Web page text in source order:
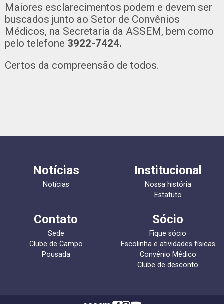
Maiores esclarecimentos podem e devem ser
buscados junto ao Setor de Convênios
Médicos, na Secretaria da ASSEM, bem como
pelo telefone 3922-7424.
Certos da compreensão de todos.
Notícias
Notícias
Institucional
Nossa história
Estatuto
Contato
Sede
Clube de Campo
Pousada
Sócio
Fique sócio
Escolinha e atividades físicas
Convênio Médico
Clube de desconto